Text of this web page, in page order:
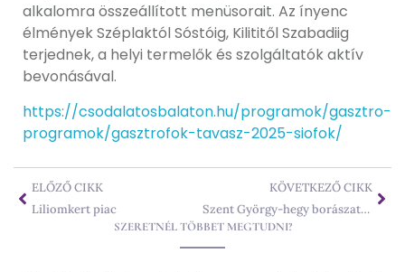
alkalomra összeállított menüsorait. Az ínyenc
élmények Széplaktól Sóstóig, Kilititől Szabadiig
terjednek, a helyi termelők és szolgáltatók aktív
bevonásával.
https://csodalatosbalaton.hu/programok/gasztro-
programok/gasztrofok-tavasz-2025-siofok/
ELŐZŐ CIKK
Liliomkert piac
KÖVETKEZŐ CIKK
Szent György-hegy borászatok
SZERETNÉL TÖBBET MEGTUDNI?